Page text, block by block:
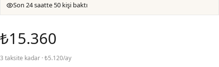
Son 24 saatte 50 kişi baktı
₺15.360
3 taksite kadar · ₺5.120/ay